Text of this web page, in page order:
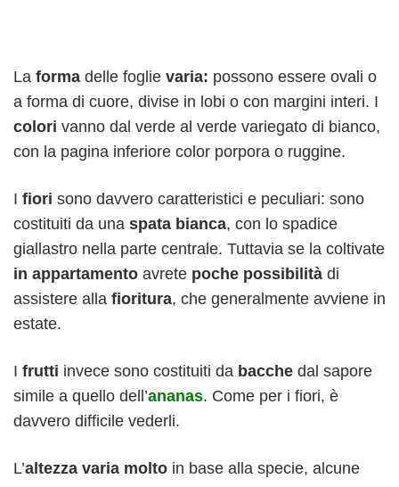
La forma delle foglie varia: possono essere ovali o
a forma di cuore, divise in lobi o con margini interi. I
colori vanno dal verde al verde variegato di bianco,
con la pagina inferiore color porpora o ruggine.
I fiori sono davvero caratteristici e peculiari: sono
costituiti da una spata bianca, con lo spadice
giallastro nella parte centrale. Tuttavia se la coltivate
in appartamento avrete poche possibilità di
assistere alla fioritura, che generalmente avviene in
estate.
I frutti invece sono costituiti da bacche dal sapore
simile a quello dell’ananas. Come per i fiori, è
davvero difficile vederli.
L’altezza varia molto in base alla specie, alcune